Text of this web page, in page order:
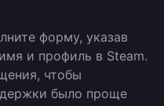
форму, указав
и профиль в Steam.
чтобы
было проще